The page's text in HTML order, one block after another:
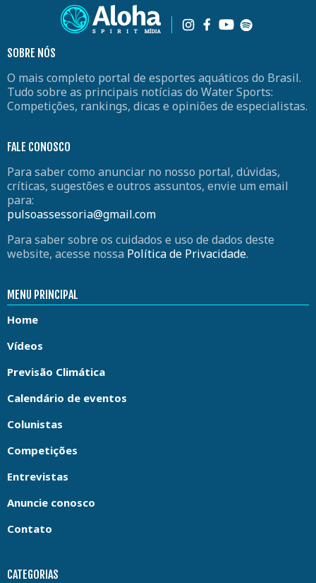
SOBRE NÓS
O mais completo portal de esportes aquáticos do Brasil.
Tudo sobre as principais notícias do Water Sports:
Competições, rankings, dicas e opiniões de especialistas.
FALE CONOSCO
Para saber como anunciar no nosso portal, dúvidas,
críticas, sugestões e outros assuntos, envie um email
para:
pulsoassessoria@gmail.com
Para saber sobre os cuidados e uso de dados deste
website, acesse nossa Política de Privacidade.
MENU PRINCIPAL
Home
Vídeos
Previsão Climática
Calendário de eventos
Colunistas
Competições
Entrevistas
Anuncie conosco
Contato
CATEGORIAS